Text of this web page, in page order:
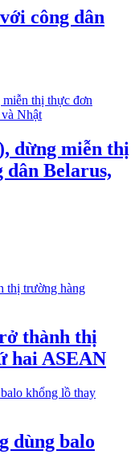
công dân
dừng miễn thị
dân Belarus,
thành thị
hai ASEAN
dùng balo